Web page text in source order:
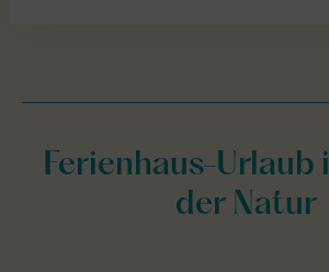
Ferienhaus-
der Natur